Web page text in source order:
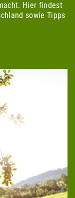
Hier findest
sowie Tipps